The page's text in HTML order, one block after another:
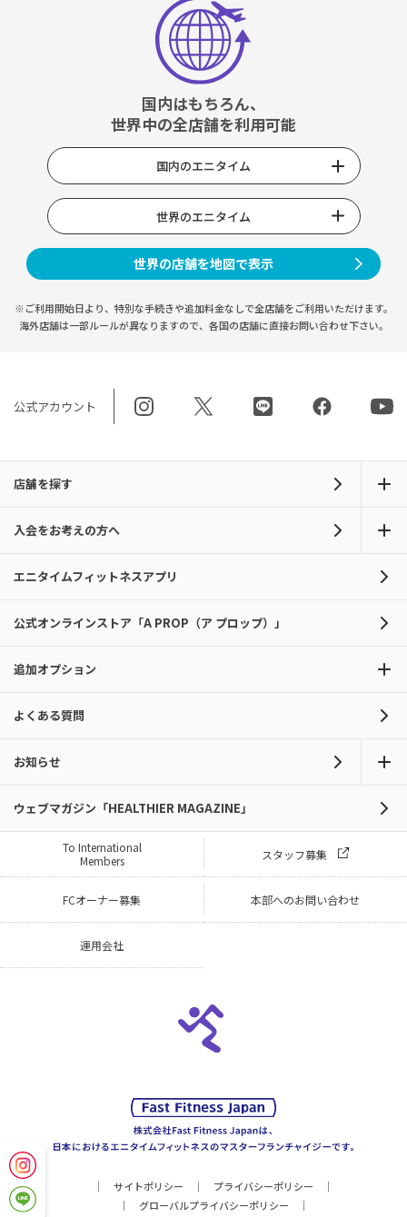
国内はもちろん、
世界中の全店舗を利用可能
国内のエニタイム
世界のエニタイム
世界の店舗を地図で表示
※ご利用開始日より、特別な手続きや追加料金なしで全店舗をご利用いただけます。
海外店舗は一部ルールが異なりますので、 各国の店舗に直接お問い合わせ下さい。
公式アカウント
店舗を探す
入会をお考えの方へ
エニタイムフィットネスアプリ
公式オンラインストア「A PROP（ア プロップ）」
追加オプション
よくある質問
お知らせ
ウェブマガジン「HEALTHIER MAGAZINE」
To International
Members
スタッフ募集
FCオーナー募集 本部へのお問い合わせ
運用会社
サイトポリシー
プライバシーポリシー
グローバルプライバシーポリシー